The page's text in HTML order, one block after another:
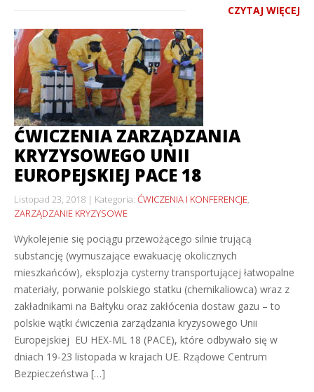
CZYTAJ WIĘCEJ
ĆWICZENIA ZARZĄDZANIA
KRYZYSOWEGO UNII
EUROPEJSKIEJ PACE 18
Listopad 23, 2018 Kategoria: ĆWICZENIA I KONFERENCJE,
ZARZĄDZANIE KRYZYSOWE
Wykolejenie się pociągu przewożącego silnie trującą
substancję (wymuszające ewakuację okolicznych
mieszkańców), eksplozja cysterny transportującej łatwopalne
materiały, porwanie polskiego statku (chemikaliowca) wraz z
zakładnikami na Bałtyku oraz zakłócenia dostaw gazu – to
polskie wątki ćwiczenia zarządzania kryzysowego Unii
Europejskiej EU HEX-ML 18 (PACE), które odbywało się w
dniach 19-23 listopada w krajach UE. Rządowe Centrum
Bezpieczeństwa […]